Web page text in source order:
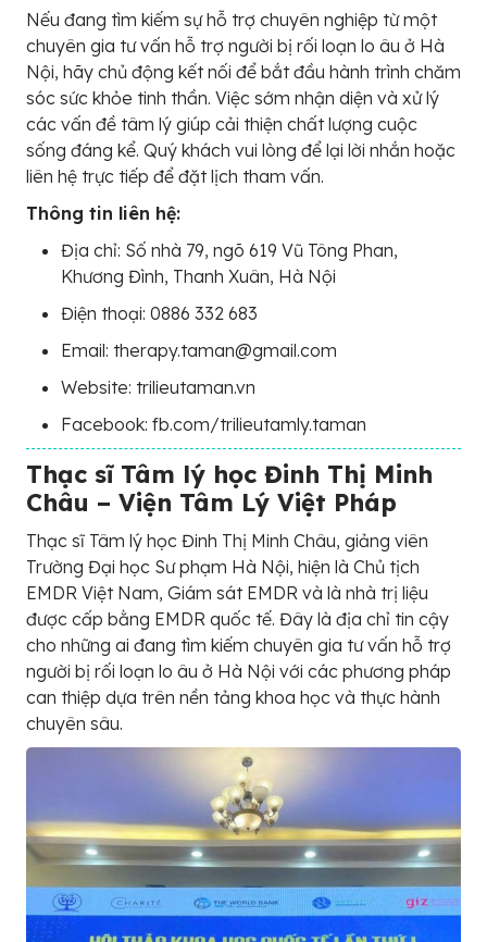
Nếu đang tìm kiếm sự hỗ trợ chuyên nghiệp từ một
chuyên gia tư vấn hỗ trợ người bị rối loạn lo âu ở Hà
Nội, hãy chủ động kết nối để bắt đầu hành trình chăm
sóc sức khỏe tinh thần. Việc sớm nhận diện và xử lý
các vấn đề tâm lý giúp cải thiện chất lượng cuộc
sống đáng kể. Quý khách vui lòng để lại lời nhắn hoặc
liên hệ trực tiếp để đặt lịch tham vấn.
Thông tin liên hệ:
Địa chỉ: Số nhà 79, ngõ 619 Vũ Tông Phan,
Khương Đình, Thanh Xuân, Hà Nội
Điện thoại: 0886 332 683
Email: therapy.taman@gmail.com
Website: trilieutaman.vn
Facebook: fb.com/trilieutamly.taman
Thạc sĩ Tâm lý học Đinh Thị Minh
Châu – Viện Tâm Lý Việt Pháp
Thạc sĩ Tâm lý học Đinh Thị Minh Châu, giảng viên
Trường Đại học Sư phạm Hà Nội, hiện là Chủ tịch
EMDR Việt Nam, Giám sát EMDR và là nhà trị liệu
được cấp bằng EMDR quốc tế. Đây là địa chỉ tin cậy
cho những ai đang tìm kiếm chuyên gia tư vấn hỗ trợ
người bị rối loạn lo âu ở Hà Nội với các phương pháp
can thiệp dựa trên nền tảng khoa học và thực hành
chuyên sâu.